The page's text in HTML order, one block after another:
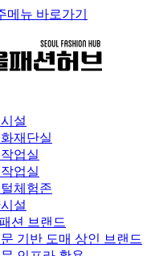
메뉴 바로가기
설
재단실
업실
업실
체험존
설
션 브랜드
기반 도매 상인 브랜드